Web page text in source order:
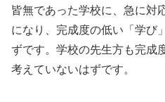
皆無であった学校に、急に対
になり、完成度の低い「学び
ずです。学校の先生方も完成
考えていないはずです。